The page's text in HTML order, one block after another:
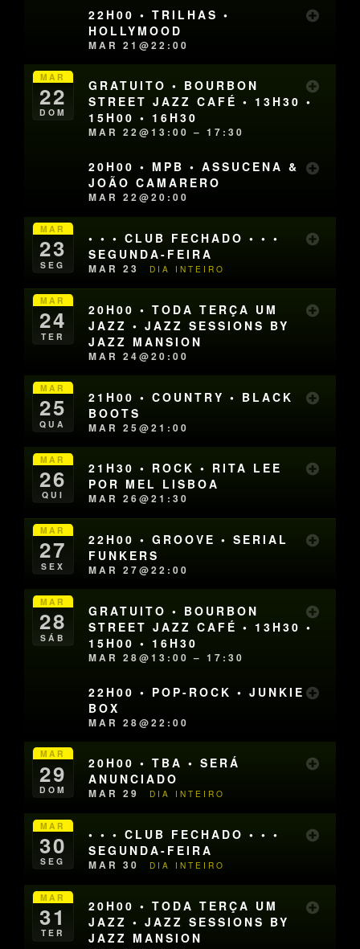
22H00 • TRILHAS •
HOLLYMOOD
MAR 21@22:00
MAR
22
DOM
GRATUITO • BOURBON
STREET JAZZ CAFÉ • 13H30 •
15H00 • 16H30
MAR 22@13:00 – 17:30
20H00 • MPB • ASSUCENA &
JOÃO CAMARERO
MAR 22@20:00
MAR
23
SEG
• • • CLUB FECHADO • • •
SEGUNDA-FEIRA
MAR 23 DIA INTEIRO
MAR
24
TER
20H00 • TODA TERÇA UM
JAZZ • JAZZ SESSIONS BY
JAZZ MANSION
MAR 24@20:00
MAR
25
QUA
21H00 • COUNTRY • BLACK
BOOTS
MAR 25@21:00
MAR
26
QUI
21H30 • ROCK • RITA LEE
POR MEL LISBOA
MAR 26@21:30
MAR
27
SEX
22H00 • GROOVE • SERIAL
FUNKERS
MAR 27@22:00
MAR
28
SÁB
GRATUITO • BOURBON
STREET JAZZ CAFÉ • 13H30 •
15H00 • 16H30
MAR 28@13:00 – 17:30
22H00 • POP-ROCK • JUNKIE
BOX
MAR 28@22:00
MAR
29
DOM
20H00 • TBA • SERÁ
ANUNCIADO
MAR 29 DIA INTEIRO
MAR
30
SEG
• • • CLUB FECHADO • • •
SEGUNDA-FEIRA
MAR 30 DIA INTEIRO
MAR
31
TER
20H00 • TODA TERÇA UM
JAZZ • JAZZ SESSIONS BY
JAZZ MANSION